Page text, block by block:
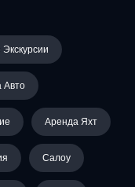
Авто
Аренда Яхт
Салоу